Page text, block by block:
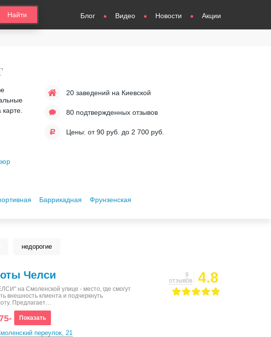
Найти Блог Видео Новости Акции
20 заведений на Киевской
80 подтвержденных отзывов
Цены: от90руб. до 2 700руб.
Баррикадная Фрунзенская
недорогие
Челси
на Смоленской улице - место, где смогут
внешность клиента и подчеркнуть
Предлагает…
9
отзывов
4.8
Показать
переулок, 21